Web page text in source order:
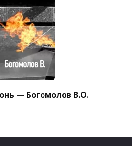
— Богомолов В.О.